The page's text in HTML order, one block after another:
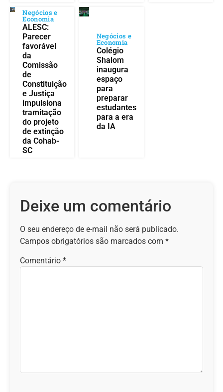
Negócios e
Economia
ALESC:
Parecer
favorável
da
Comissão
de
Constituição
e Justiça
impulsiona
tramitação
do projeto
de extinção
da Cohab-
SC
Negócios e
Economia
Colégio
Shalom
inaugura
espaço
para
preparar
estudantes
para a era
da IA
Deixe um comentário
O seu endereço de e-mail não será publicado.
Campos obrigatórios são marcados com *
Comentário *